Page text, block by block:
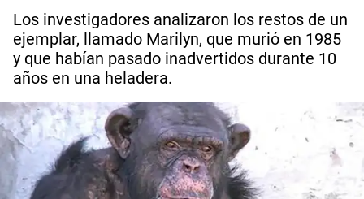
Los investigadores analizaron los restos de un
ejemplar, llamado Marilyn, que murió en 1985
y que habían pasado inadvertidos durante 10
años en una heladera.